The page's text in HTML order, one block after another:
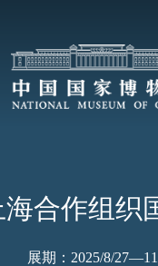
合作组织
展期：2025/8/